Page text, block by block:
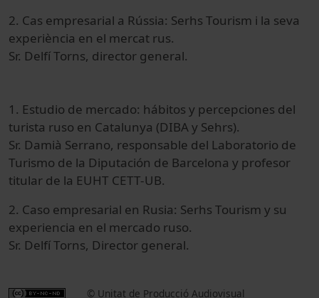
2. Cas empresarial a Rússia: Serhs Tourism i la seva
experiència en el mercat rus.
Sr. DelfíTorns, director general.
1. Estudio de mercado: hábitos y percepciones del
turista ruso en Catalunya (DIBA y Sehrs).
Sr. Damià Serrano, responsable del Laboratorio de
Turismo de la Diputación de Barcelona y profesor
titular de la EUHT CETT-UB.
2. Caso empresarial en Rusia: Serhs Tourism y su
experiencia en el mercado ruso.
Sr. Delfí Torns, Director general.
© Unitat de Producció Audiovisual